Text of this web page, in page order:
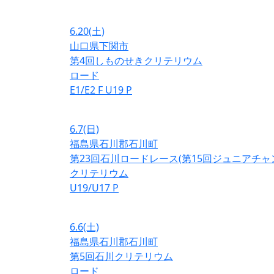
6.20(土)
山口県下関市
第4回しものせきクリテリウム
ロード
E1/E2 F U19 P
6.7(日)
福島県石川郡石川町
第23回石川ロードレース(第15回ジュニアチャ
クリテリウム
U19/U17 P
6.6(土)
福島県石川郡石川町
第5回石川クリテリウム
ロード